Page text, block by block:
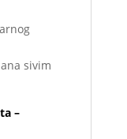
sivim
–